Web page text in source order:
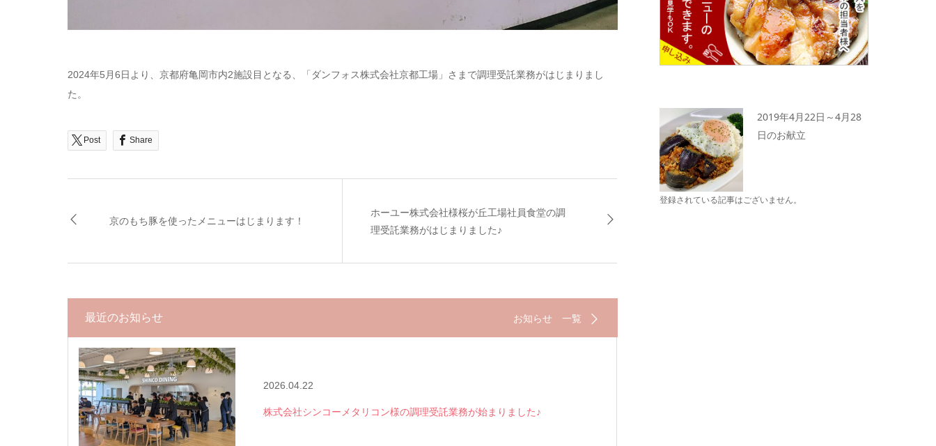
2024年5月6日より、京都府亀岡市内2施設目となる、「ダンフォス株式会社京都工場」さまで調理受託業務がはじまりまし
た。
Post Share
京のもち豚を使ったメニューはじまります！
ホーユー株式会社様桜が丘工場社員食堂の調
理受託業務がはじまりました♪
最近のお知らせ お知らせ 一覧
2026.04.22
株式会社シンコーメタリコン様の調理受託業務が始まりました♪
2019年4月22日～4月28
日のお献立
登録されている記事はございません。